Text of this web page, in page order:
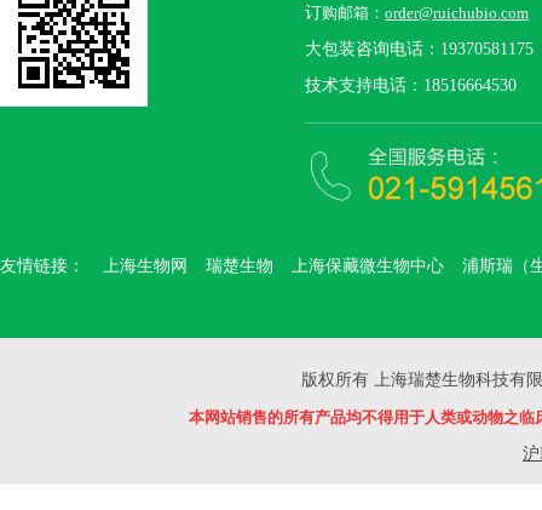
订购邮箱： order@ruichubio.com
大包装咨询电话：19370581175
技术支持电话：18516664530
友情链接： 上海生物网 瑞楚生物 上海保藏微生物中心 浦斯瑞（
版权所有 上海瑞楚生物科技有
本网站销售的所有产品均不得用于人类或动物之
沪